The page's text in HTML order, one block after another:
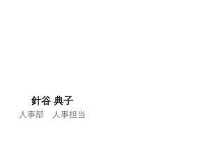
針谷 典子
人事部 人事担当